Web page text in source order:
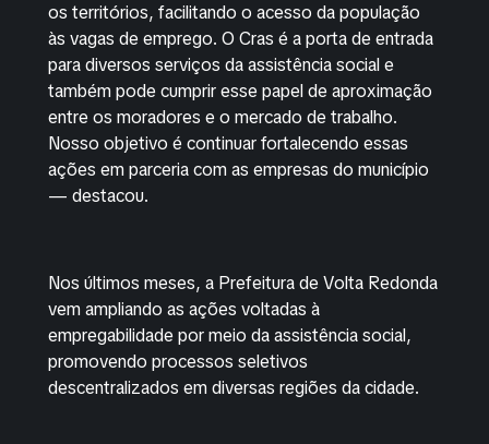
os territórios, facilitando o acesso da população
às vagas de emprego. O Cras é a porta de entrada
para diversos serviços da assistência social e
também pode cumprir esse papel de aproximação
entre os moradores e o mercado de trabalho.
Nosso objetivo é continuar fortalecendo essas
ações em parceria com as empresas do município
— destacou.
Nos últimos meses, a Prefeitura de Volta Redonda
vem ampliando as ações voltadas à
empregabilidade por meio da assistência social,
promovendo processos seletivos
descentralizados em diversas regiões da cidade.